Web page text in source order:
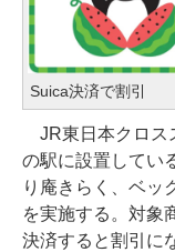
Suica決済で割引
JR東日本クロス
の駅に設置してい
り庵きらく、ベッ
を実施する。対象
決済すると割引に